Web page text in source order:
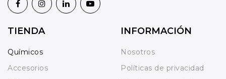
TIENDA
Químicos
Accesorios
INFORMACIÓN
Nosotros
Políticas de privacidad